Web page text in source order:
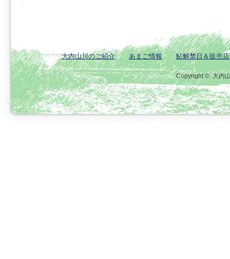
大内山川のご紹介 あまご情報 鮎解禁日＆販売店
Copyright ©大内